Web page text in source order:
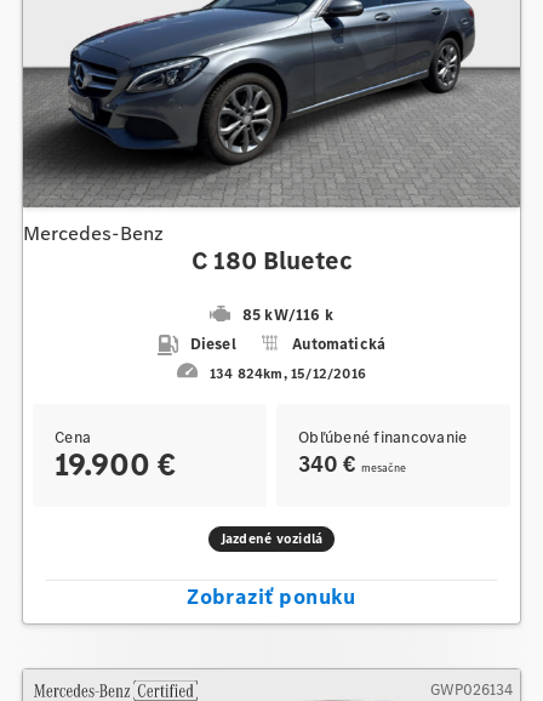
Mercedes-Benz
C 180 Bluetec
85 kW/116 k
Diesel
Automatická
134 824km 15/12/2016
Cena
19.900 €
Obľúbené financovanie
340 € mesačne
Jazdené vozidlá
Zobraziť ponuku
GWP026134